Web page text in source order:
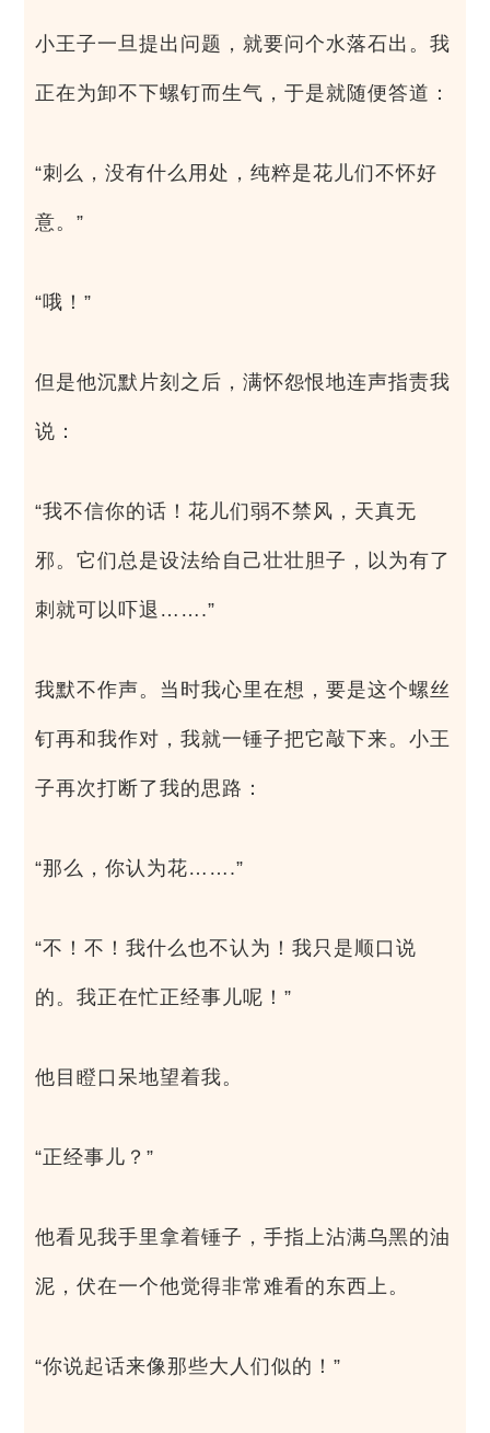
小王子一旦提出问题，就要问个水落石出。我
正在为卸不下螺钉而生气，于是就随便答道：
“刺么，没有什么用处，纯粹是花儿们不怀好
意。”
“哦！”
但是他沉默片刻之后，满怀怨恨地连声指责我
说：
“我不信你的话！花儿们弱不禁风，天真无
邪。它们总是设法给自己壮壮胆子，以为有了
刺就可以吓退…….”
我默不作声。当时我心里在想，要是这个螺丝
钉再和我作对，我就一锤子把它敲下来。小王
子再次打断了我的思路：
“那么，你认为花…….”
“不！不！我什么也不认为！我只是顺口说
的。我正在忙正经事儿呢！”
他目瞪口呆地望着我。
“正经事儿？”
他看见我手里拿着锤子，手指上沾满乌黑的油
泥，伏在一个他觉得非常难看的东西上。
“你说起话来像那些大人们似的！”